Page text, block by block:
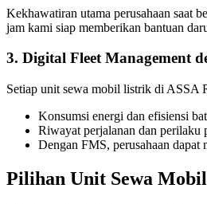
Kekhawatiran utama perusahaan saat
jam kami siap memberikan bantuan
3. Digital Fleet Management
Setiap unit sewa mobil listrik di ASSA
Konsumsi energi dan efisiensi
Riwayat perjalanan dan perilaku
Dengan FMS, perusahaan dapat
Pilihan Unit Sewa